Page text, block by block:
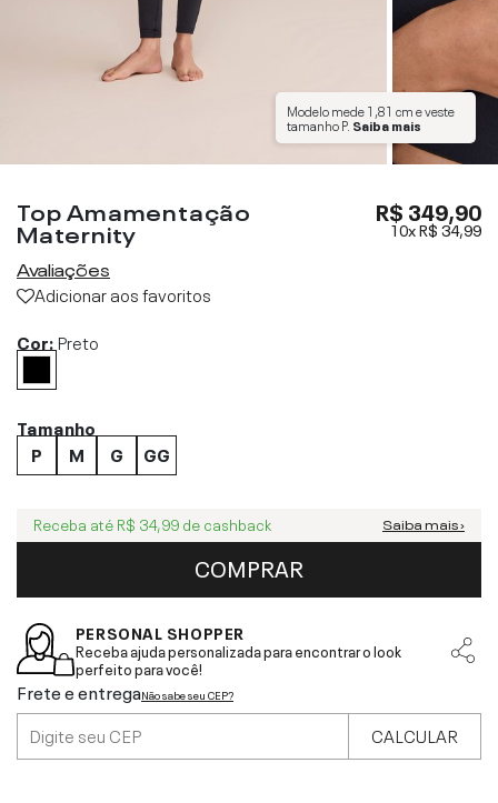
Modelo mede1,81 cme veste
tamanhoP. Saiba mais
Top Amamentação
Maternity
Avaliações
Adicionar aos favoritos
R$ 349,90
10xR$ 34,99
Cor:Preto
Tamanho
P
M G GG
Receba até R$ 34,99 de cashback Saiba mais ›
COMPRAR
PERSONAL SHOPPER
Receba ajuda personalizada para encontrar o look
perfeito para você!
Frete e entregaNão sabe seu CEP?
CALCULAR